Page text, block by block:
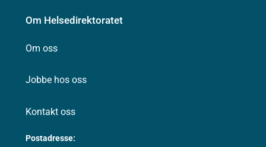
Om Helsedirektoratet
Om oss
Jobbe hos oss
Kontakt oss
Postadresse: